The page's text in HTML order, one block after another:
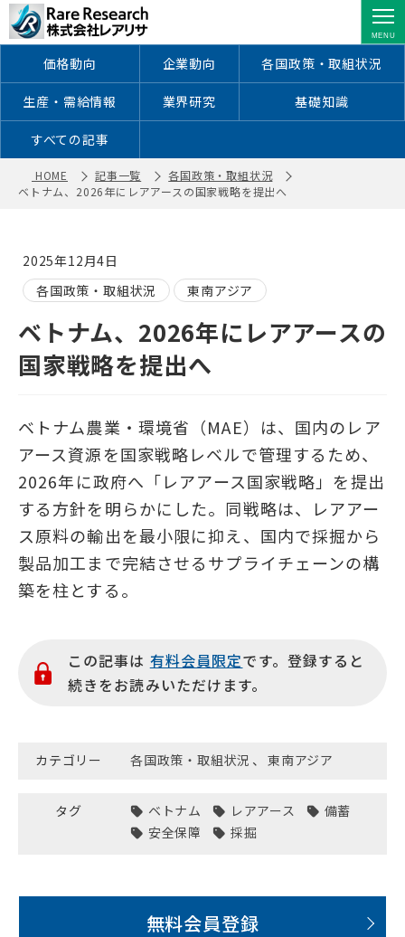
ベトナム、2026年にレアアースの国家
戦略を提出へ ｜ 株式会社レアリサ
価格動向 企業動向 各国政策・取組状況
生産・需給情報 業界研究 基礎知識
すべての記事
HOME 記事一覧
各国政策・取組状況
ベトナム、2026年にレアアースの国家戦略を提出へ
2025年12月4日
各国政策・取組状況
東南アジア
ベトナム、2026年にレアアースの
国家戦略を提出へ
ベトナム農業・環境省（MAE）は、国内のレア
アース資源を国家戦略レベルで管理するため、
2026年に政府へ「レアアース国家戦略」を提出
する方針を明らかにした。同戦略は、レアアー
ス原料の輸出を最小限に抑え、国内で採掘から
製品加工まで完結させるサプライチェーンの構
築を柱とする。
この記事は 有料会員限定です。登録すると
続きをお読みいただけます。
カテゴリー 各国政策・取組状況 、 東南アジア
タグ ベトナム レアアース
備蓄
安全保障
採掘
無料会員登録